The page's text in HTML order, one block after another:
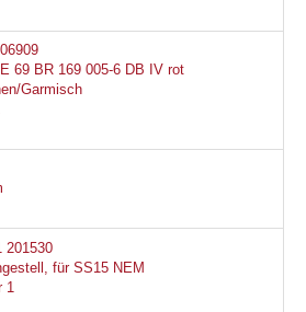
69 BR 169 005-6 DB IV rot
Garmisch
201530
für SS15 NEM
1